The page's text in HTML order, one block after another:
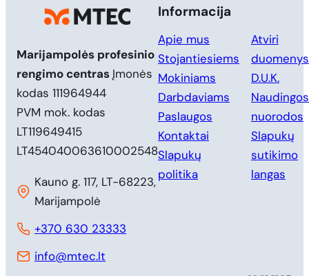
Marijampolės profesinio
rengimo centras Įmonės
kodas 111964944
PVM mok. kodas
LT119649415
LT454040063610002548
Kauno g. 117, LT-68223,
Marijampolė
+370 630 23333
info@mtec.lt
Informacija
Apie mus
Stojantiesiems
Mokiniams
Darbdaviams
Paslaugos
Kontaktai
Slapukų
politika
Atviri
duomenys
D.U.K.
Naudingos
nuorodos
Slapukų
sutikimo
langas